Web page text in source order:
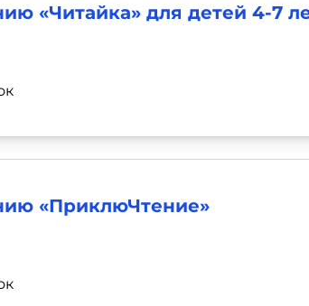
«Читайка» для детей 4-7
«ПриклюЧтение»